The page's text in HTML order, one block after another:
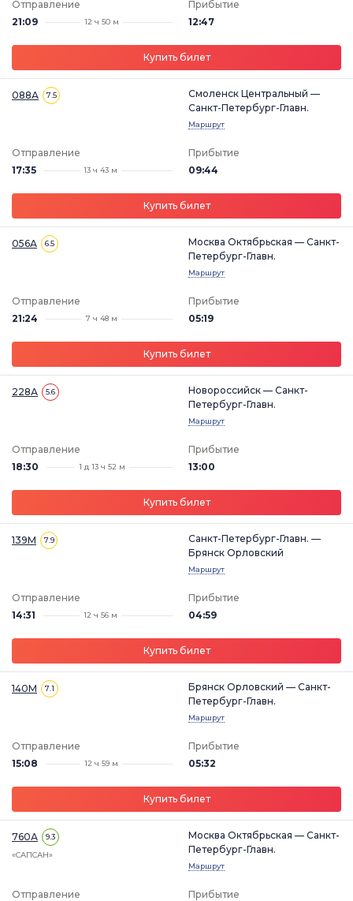
Отправление
21:09
12 ч 50 м
Прибытие
12:47
Купить билет
088А 7.5
Смоленск Центральный —
Санкт-Петербург-Главн.
Маршрут
Отправление
17:35
13 ч 43 м
Прибытие
09:44
Купить билет
056А 6.5
Москва Октябрьская — Санкт-
Петербург-Главн.
Маршрут
Отправление
21:24
7 ч 48 м
Прибытие
05:19
Купить билет
228А 5.6
Новороссийск — Санкт-
Петербург-Главн.
Маршрут
Отправление
18:30
1 д 13 ч 52 м
Прибытие
13:00
Купить билет
139М 7.9
Санкт-Петербург-Главн. —
Брянск Орловский
Маршрут
Отправление
14:31
12 ч 56 м
Прибытие
04:59
Купить билет
140М 7.1
Брянск Орловский — Санкт-
Петербург-Главн.
Маршрут
Отправление
15:08
12 ч 59 м
Прибытие
05:32
Купить билет
760А 9.3
«САПСАН»
Москва Октябрьская — Санкт-
Петербург-Главн.
Маршрут
Отправление
Прибытие